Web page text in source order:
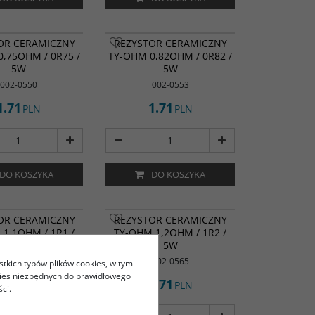
CERAMICZNY
/ 0R75 /
5W
002-0550
PLN
DO KOSZYKA
REZYSTOR CERAMICZNY
TY-OHM 0,82OHM / 0R82 /
5W
002-0553
1.71 PLN
DO KOSZYKA
CERAMICZNY
1,1OHM / 1R1 /
002-0562
PLN
REZYSTOR CERAMICZNY
TY-OHM 1,2OHM / 1R2 /
5W
002-0565
1.71 PLN
typów plików cookies, w tym
niezbędnych do prawidłowego